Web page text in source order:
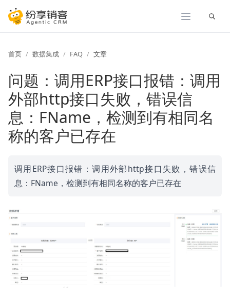
展开
首页 数据集成 FAQ 文章
问题：调用ERP接口报错：调用
外部http接口失败，错误信
息：FName，检测到有相同名
称的客户已存在
调用ERP接口报错：调用外部http接口失败，错误信
息：FName，检测到有相同名称的客户已存在